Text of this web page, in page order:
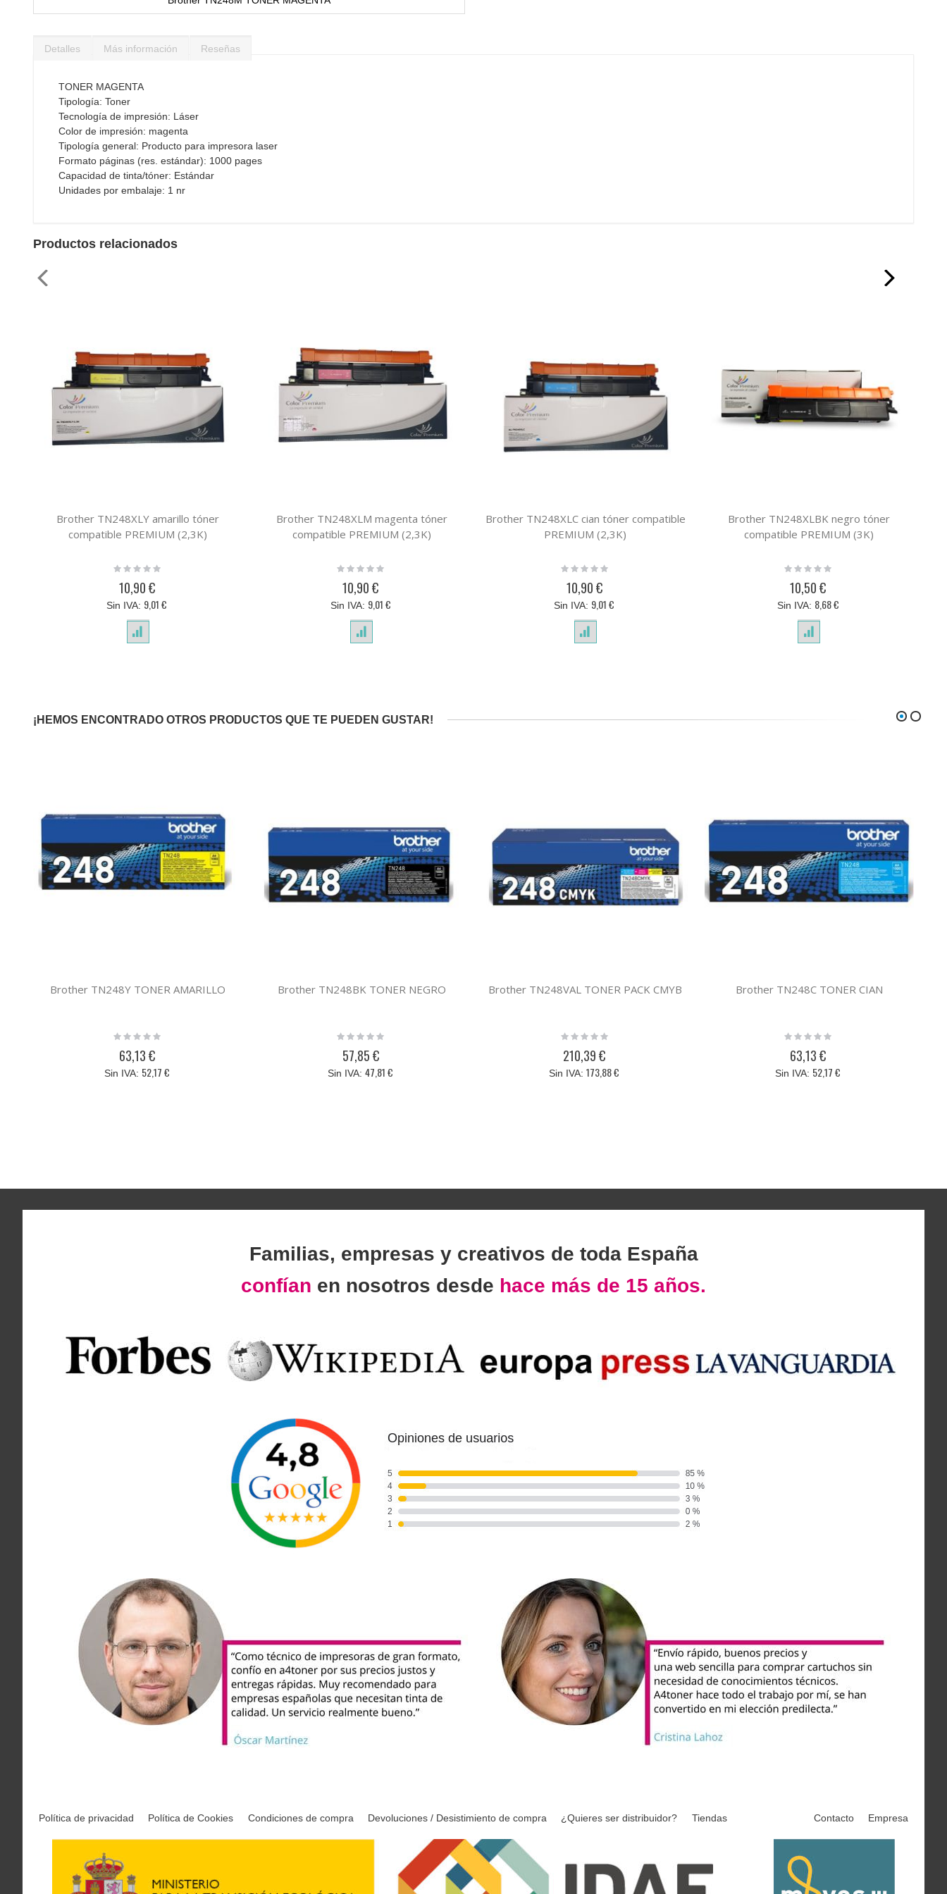
comienzo
galería
imágenes
Detalles
TONER MAGENTA
Tipología: Toner
Tecnología de impresión: Láser
Color de impresión: magenta
Tipología general: Producto para impresora laser
Formato páginas (res. estándar): 1000 pages
Capacidad de tinta/tóner: Estándar
Unidades por embalaje: 1 nr
Más información Reseñas
Productos relacionados
Brother TN248XLY amarillo tóner
compatible PREMIUM (2,3K)
Rating:
10,90 €
9,01 €
Brother TN248XLM magenta tóner
compatible PREMIUM (2,3K)
Rating:
10,90 €
9,01 €
Brother TN248XLC cian tóner compatible
PREMIUM (2,3K)
Rating:
10,90 €
9,01 €
Brother TN248XLBK negro tóner
compatible PREMIUM (3K)
Rating:
10,50 €
8,68 €
¡HEMOS ENCONTRADO OTROS PRODUCTOS QUE TE PUEDEN GUSTAR!
Brother TN248Y TONER AMARILLO
Rating:
63,13 €
52,17 €
Brother TN248BK TONER NEGRO
Rating:
57,85 €
47,81 €
Brother TN248VAL TONER PACK CMYB
Rating:
210,39 €
173,88 €
Brother TN248C TONER CIAN
Rating:
63,13 €
52,17 €
Familias, empresas y creativos de toda España
confían en nosotros desde hace más de 15 años.
Política de privacidad Política de Cookies Condiciones de compra Devoluciones / Desistimiento de compra ¿Quieres ser distribuidor? Tiendas Contacto Empresa